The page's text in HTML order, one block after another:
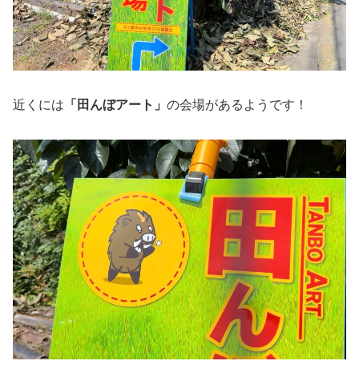
近くには 「田んぼアート」 の会場があるようです！